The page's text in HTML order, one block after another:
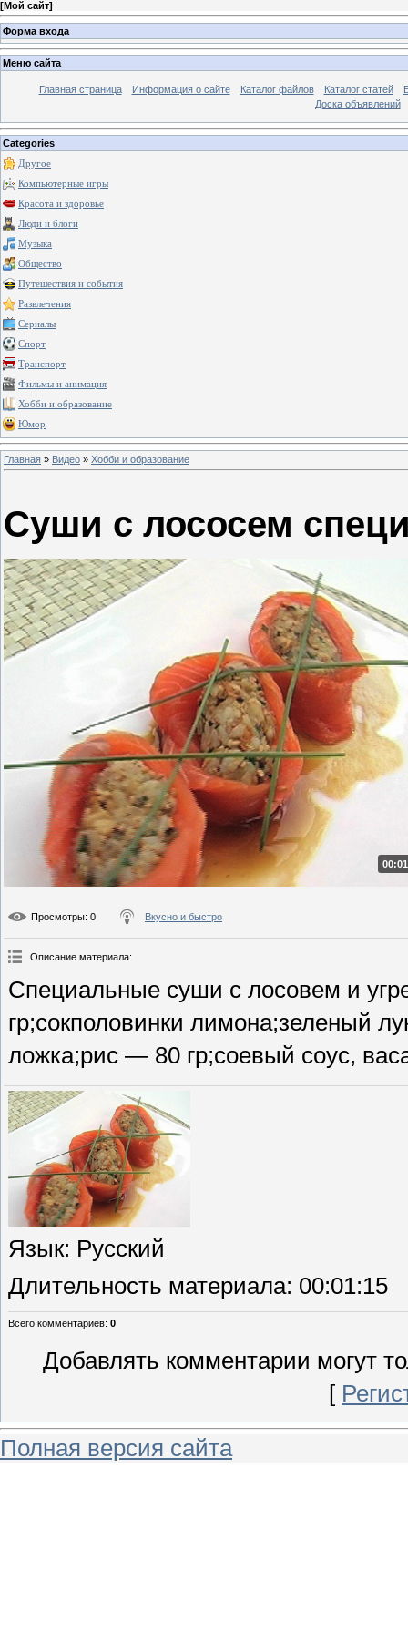
[Мой сайт]
Форма входа
Меню сайта
Главная страница Информация о сайте Каталог файлов Каталог статей
Доска объявлений
Categories
Другое
Компьютерные игры
Красота и здоровье
Люди и блоги
Музыка
Общество
Путешествия и события
Развлечения
Сериалы
Спорт
Транспорт
Фильмы и анимация
Хобби и образование
Юмор
Главная » Видео » Хобби и образование
Суши с лососем
Просмотры: 0 Вкусно и быстро
Описание материала:
Специальные суши с лосовем и
гр;сокполовинки лимона;зеленый
ложка;рис — 80 гр;соевый соус,
Язык: Русский
Длительность материала: 00:01:15
Всего комментариев: 0
Добавлять комментарии могут
[
Полная версия сайта